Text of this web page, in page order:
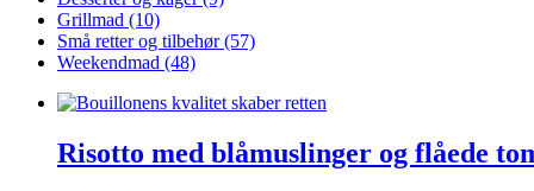
Grillmad (10)
Små retter og tilbehør (57)
Weekendmad (48)
Risotto med blåmuslinger og flåede